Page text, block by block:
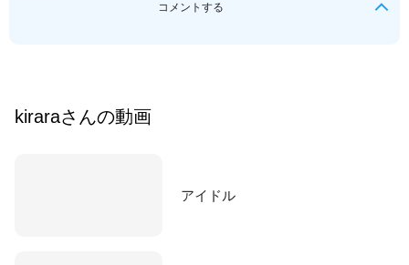
コメントする
kiraraさんの動画
アイドル